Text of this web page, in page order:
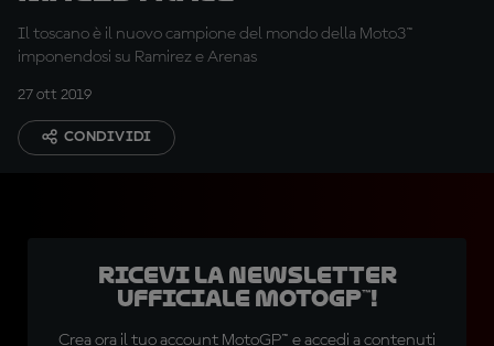
Il toscano è il nuovo campione del mondo della Moto3™
imponendosi su Ramirez e Arenas
27 ott 2019
CONDIVIDI
Ricevi la newsletter
ufficiale MotoGP™!
Crea ora il tuo account MotoGP™ e accedi a contenuti